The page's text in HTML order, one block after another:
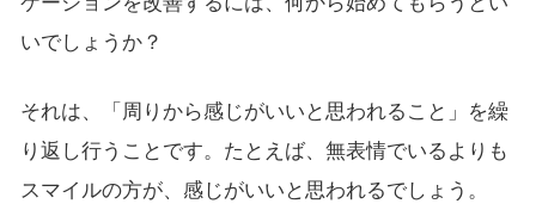
いでしょうか？
それは、「周りから感じがいいと思われること」を繰
り返し行うことです。たとえば、無表情でいるよりも
スマイルの方が、感じがいいと思われるでしょう。